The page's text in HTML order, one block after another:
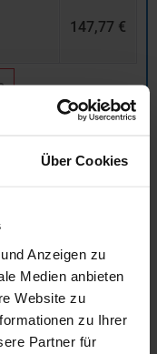
Über Cookies
Anzeigen zu
Medien anbieten
Website zu
zu Ihrer
Partner für
147,77 €
Werktage